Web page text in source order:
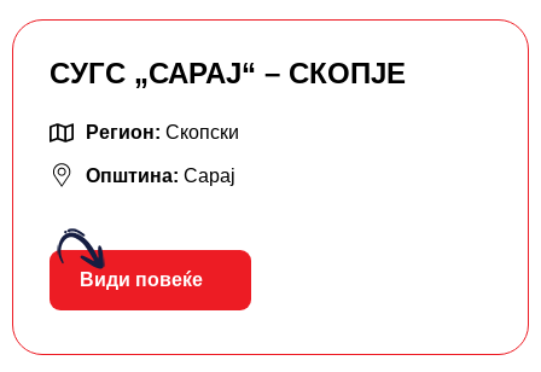
СУГС „САРАЈ“ – СКОПЈЕ
Регион: Скопски
Општина: Сарај
Види повеќе